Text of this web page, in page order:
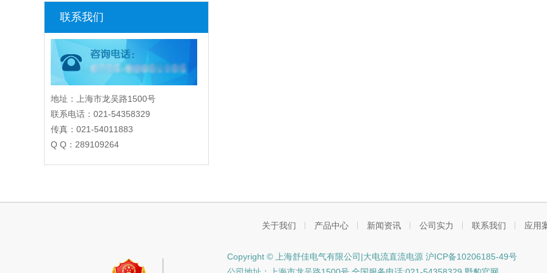
联系我们
地址：上海市龙吴路1500号
联系电话：021-54358329
传真：021-54011883
Q Q：289109264
关于我们 产品中心 新闻资讯 公司实力 联系我们 应用
Copyright © 上海舒佳电气有限公司|大电流直流电源 沪ICP备10206185-49号